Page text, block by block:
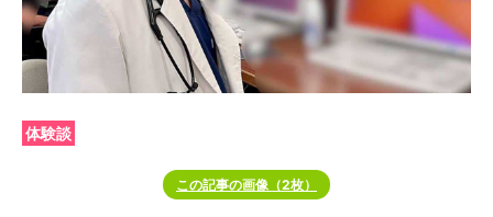
体験談
この記事の画像（2枚）